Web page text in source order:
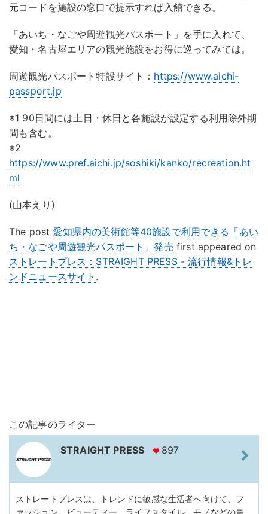
元コードを施設の窓口で提示すれば入館できる。
「あいち・なごや周遊観光パスポート」を手に入れて、
愛知・名古屋エリアの観光施設をお得に巡ってみては。
周遊観光パスポート特設サイト： https://www.aichi-
passport.jp
※1 90日間には土日・休日と各施設が設定する利用除外期
間も含む。
※2
https://www.pref.aichi.jp/soshiki/kanko/recreation.ht
ml
(山本えり)
The post愛知県内の美術館等40施設で利用できる「あい
ち・なごや周遊観光パスポート」発売 first appeared on
ストレートプレス：STRAIGHT PRESS - 流行情報&トレ
ンドニュースサイト .
この記事のライター
STRAIGHT PRESS 897
ストレートプレスは、トレンドに敏感な生活者へ向けて、フ
ァッション、ビューティー、ライフスタイル、モノなどの最